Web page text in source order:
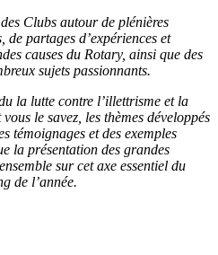
Clubs autour de plénières
de partages d’expériences et
causes du Rotary, ainsi que des
sujets passionnants.
la lutte contre l’illettrisme et la
le savez, les thèmes développés
témoignages et des exemples
la présentation des grandes
sur cet axe essentiel du
de l’année.